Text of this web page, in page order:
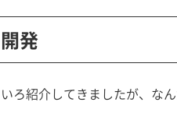
発
ろ紹介してきましたが、な